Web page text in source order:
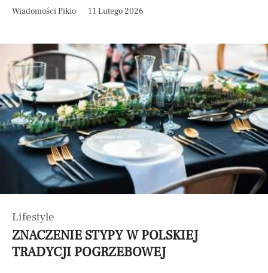
Wiadomości Pikio 11 Lutego 2026
Lifestyle
ZNACZENIE STYPY W POLSKIEJ
TRADYCJI POGRZEBOWEJ